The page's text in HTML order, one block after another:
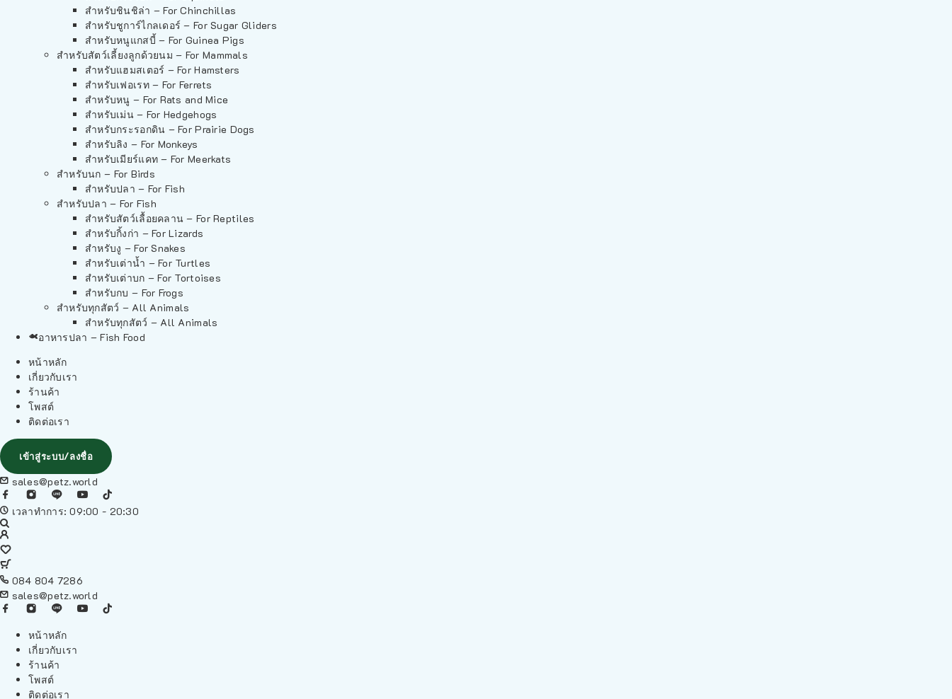
สำหรับชินชิล่า – For Chinchillas
สำหรับชูการ์ไกลเดอร์ – For Sugar Gliders
สำหรับหนูแกสบี้ – For Guinea Pigs
สำหรับสัตว์เลี้ยงลูกด้วยนม – For Mammals
สำหรับแฮมสเตอร์ – For Hamsters
สำหรับเฟอเรท – For Ferrets
สำหรับหนู – For Rats and Mice
สำหรับเม่น – For Hedgehogs
สำหรับกระรอกดิน – For Prairie Dogs
สำหรับลิง – For Monkeys
สำหรับเมียร์แคท – For Meerkats
สำหรับนก – For Birds
สำหรับปลา – For Fish
สำหรับปลา – For Fish
สำหรับสัตว์เลื้อยคลาน – For Reptiles
สำหรับกิ้งก่า – For Lizards
สำหรับงู – For Snakes
สำหรับเต่าน้ำ – For Turtles
สำหรับเต่าบก – For Tortoises
สำหรับกบ – For Frogs
สำหรับทุกสัตว์ – All Animals
สำหรับทุกสัตว์ – All Animals
อาหารปลา – Fish Food
หน้าหลัก
เกี่ยวกับเรา
ร้านค้า
โพสต์
ติดต่อเรา
เข้าสู่ระบบ/ลงชื่อ
sales@petz.world
เวลาทำการ: 09:00 - 20:30
084 804 7286
sales@petz.world
หน้าหลัก
เกี่ยวกับเรา
ร้านค้า
โพสต์
ติดต่อเรา